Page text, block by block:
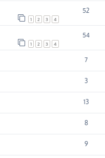
1 2 3 4
52
1 2 3 4
54
7
3
13
8
9